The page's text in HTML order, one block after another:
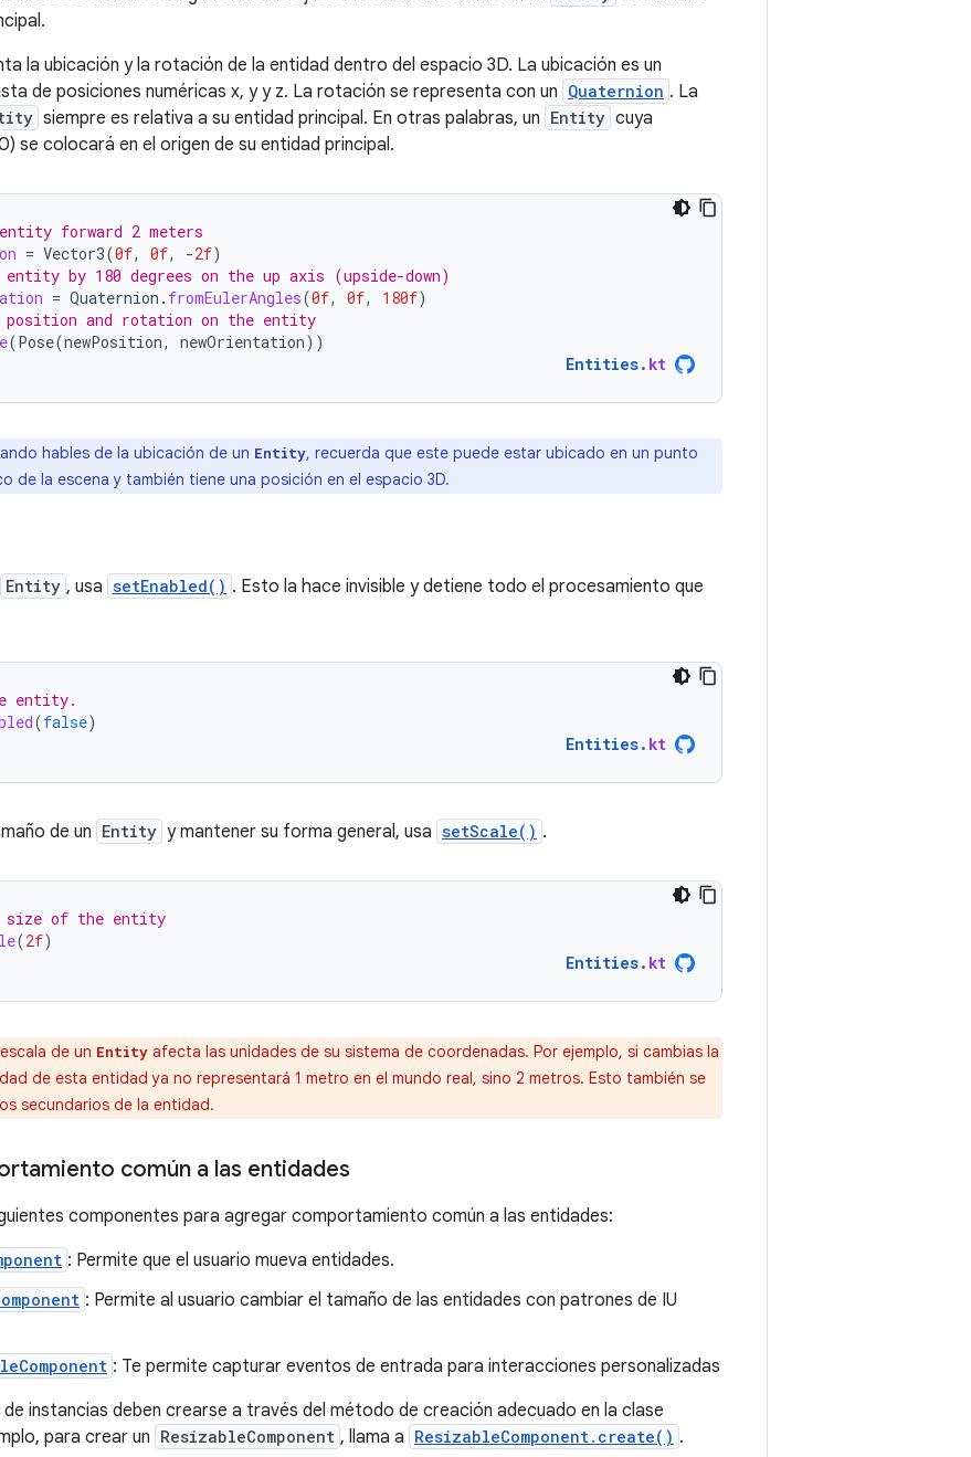
la ubicación y la rotación de la entidad dentro del espacio 3D. La ubicación es un
de posiciones numéricas x, y y z. La rotación se representa con un Quaternion . La
siempre es relativa a su entidad principal. En otras palabras, un Entity cuya
se colocará en el origen de su entidad principal.
forward 2 meters
= Vector3(0f, 0f, -2f)
by 180 degrees on the up axis (upside-down)
= Quaternion . fromEulerAngles(0f, 0f, 180f)
position and rotation on the entity
(Pose(newPosition, newOrientation))
Entities. kt
hables de la ubicación de un Entity, recuerda que este puede estar ubicado en un punto
de la escena y también tiene una posición en el espacio 3D.
Entity , usa setEnabled() . Esto la hace invisible y detiene todo el procesamiento que
entity.
(false)
Entities. kt
de un Entity y mantener su forma general, usa setScale() .
size of the entity
(2f)
Entities. kt
de un Entity afecta las unidades de su sistema de coordenadas. Por ejemplo, si cambias la
de esta entidad ya no representará 1 metro en el mundo real, sino 2 metros. Esto también se
secundarios de la entidad.
común a las entidades
componentes para agregar comportamiento común a las entidades:
: Permite que el usuario mueva entidades.
: Permite al usuario cambiar el tamaño de las entidades con patrones de IU
: Te permite capturar eventos de entrada para interacciones personalizadas
instancias deben crearse a través del método de creación adecuado en la clase
para crear un ResizableComponent , llama a ResizableComponent.create() .